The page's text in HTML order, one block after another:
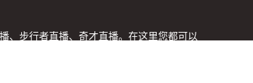
、步行者直播、奇才直播。在这里您都可以